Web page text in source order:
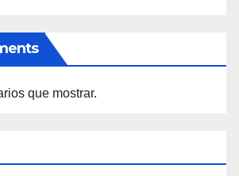
que mostrar.